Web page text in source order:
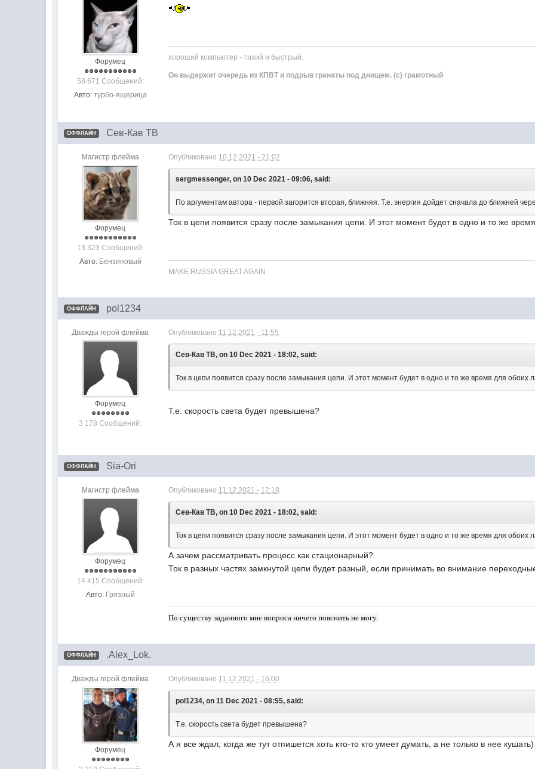
Форумец
58 671 Сообщений:
Авто: турбо-ящерица
хороший компьютер - тихий и быстрый.
Он выдержит очередь из КПВТ и подрыв гранаты под днищем. (с) грамотный
ОФФЛАЙН Сев-Кав ТВ
Магистр флейма
Форумец
13 323 Сообщений:
Авто: Бензиновый
Опубликовано 10.12.2021 - 21:02
sergmessenger, on 10 Dec 2021 - 09:06, said:
По аргументам автора - первой загорится вторая, ближняя. Т.е. энергия дойдет сначала до ближней
Ток в цепи появится сразу после замыкания цепи. И этот момент будет в одно и то же
MAKE RUSSIA GREAT AGAIN
ОФФЛАЙН pol1234
Дважды герой флейма
Форумец
3 178 Сообщений:
Опубликовано 11.12.2021 - 11:55
Сев-Кав ТВ, on 10 Dec 2021 - 18:02, said:
Ток в цепи появится сразу после замыкания цепи. И этот момент будет в одно и то же время для обоих
Т.е. скорость света будет превышена?
ОФФЛАЙН Sia-Ori
Магистр флейма
Форумец
14 415 Сообщений:
Авто: Грязный
Опубликовано 11.12.2021 - 12:18
Сев-Кав ТВ, on 10 Dec 2021 - 18:02, said:
Ток в цепи появится сразу после замыкания цепи. И этот момент будет в одно и то же время для обоих
А зачем рассматривать процесс как стационарный?
Ток в разных частях замкнутой цепи будет разный, если принимать во внимание
По существу заданного мне вопроса ничего пояснить не могу.
ОФФЛАЙН .Alex_Lok.
Дважды герой флейма
Форумец
Опубликовано 11.12.2021 - 16:00
pol1234, on 11 Dec 2021 - 08:55, said:
Т.е. скорость света будет превышена?
А я все ждал, когда же тут отпишется хоть кто-то кто умеет думать, а не только в нее кушать)